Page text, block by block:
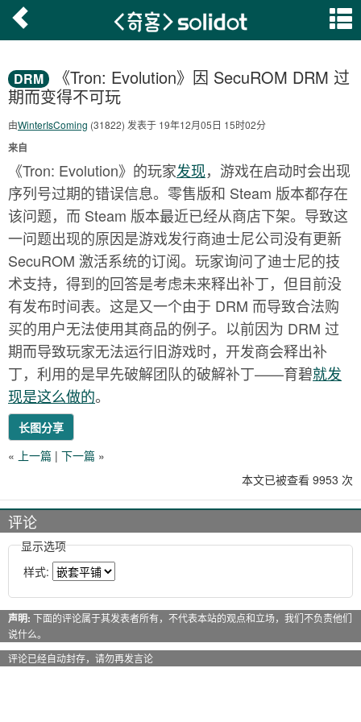
DRM
《Tron: Evolution》因 SecuROM DRM 过
期而变得不可玩
由WinterIsComing (31822) 发表于 19年12月05日 15时02分
来自
《Tron: Evolution》的玩家发现，游戏在启动时会出现
序列号过期的错误信息。零售版和 Steam 版本都存在
该问题，而 Steam 版本最近已经从商店下架。导致这
一问题出现的原因是游戏发行商迪士尼公司没有更新
SecuROM 激活系统的订阅。玩家询问了迪士尼的技
术支持，得到的回答是考虑未来释出补丁，但目前没
有发布时间表。这是又一个由于 DRM 而导致合法购
买的用户无法使用其商品的例子。以前因为 DRM 过
期而导致玩家无法运行旧游戏时，开发商会释出补
丁，利用的是早先破解团队的破解补丁——育碧就发
现是这么做的。
长图分享
« 上一篇 | 下一篇 »
本文已被查看 9953 次
评论
显示选项
样式:
声明: 下面的评论属于其发表者所有，不代表本站的观点和立场，我们不负责他们
说什么。
评论已经自动封存，请勿再发言论